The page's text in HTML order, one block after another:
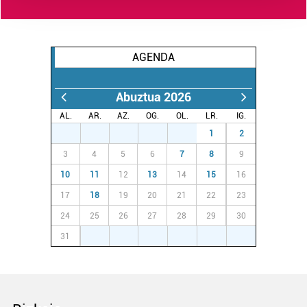
Guk eta gure bazkideek zure datu pertsonalak
teknologia erabiliz, cookieak adibidez, iragarki eta eduki
pertsonalizatuak eskaintzeko, iragarkiak eta edukia
produktuak garatzeko. Zure datuak nork eta zertarako
erabiltzen dituen hauta dezakezu.
Bazkide batzuek ez dizute baimenik eskatzen, eta beren
interes komertzial legitimoetan babesten dira. Ikusi gure
bazkideen zerrenda, beren ustez zein helburutarako
duten interes legitimoa eta horren aurka nola egin
dezakezun ikusteko.
Lortu zure datu pertsonalak prozesatzeko moduari
AGENDA
Abuztua 2026
AL. AR. AZ. OG. OL. LR.
IG.
1 2
3 4 5 6 7 8 9
10 11 12 13 14 15 16
17 18 19 20 21 22 23
24 25 26 27 28 29 30
31